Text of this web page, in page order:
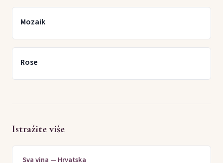
Mozaik
Rose
Istražite više
Sva vina — Hrvatska